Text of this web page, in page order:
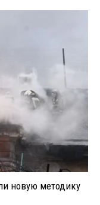
новую методику